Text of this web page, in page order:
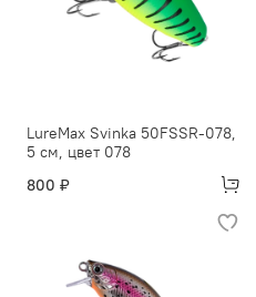
LureMax Svinka 50FSSR-078,
5 см, цвет 078
800 ₽